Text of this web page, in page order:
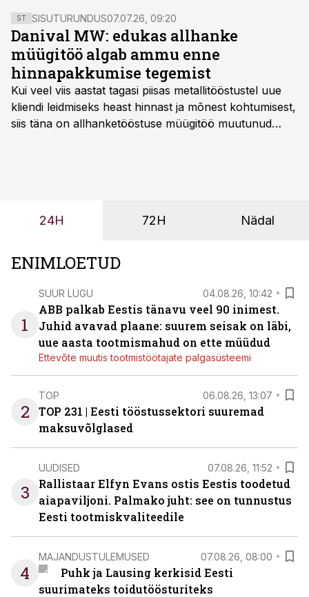
ST SISUTURUNDUS07.07.26, 09:20
Danival MW: edukas allhanke
müügitöö algab ammu enne
hinnapakkumise tegemist
Kui veel viis aastat tagasi piisas metallitööstustel uue
kliendi leidmiseks heast hinnast ja mõnest kohtumisest,
siis täna on allhanketööstuse müügitöö muutunud
24H 72H Nädal
ENIMLOETUD
1
SUUR LUGU 04.08.26, 10:42
ABB palkab Eestis tänavu veel 90 inimest.
Juhid avavad plaane: suurem seisak on läbi,
uue aasta tootmismahud on ette müüdud
Ettevõte muutis tootmistöötajate palgasüsteemi
2
TOP 06.08.26, 13:07
TOP 231 | Eesti tööstussektori suuremad
maksuvõlglased
3
UUDISED 07.08.26, 11:52
Rallistaar Elfyn Evans ostis Eestis toodetud
aiapaviljoni. Palmako juht: see on tunnustus
Eesti tootmiskvaliteedile
4
MAJANDUSTULEMUSED 07.08.26, 08:00
Puhk ja Lausing kerkisid Eesti
suurimateks toidutöösturiteks